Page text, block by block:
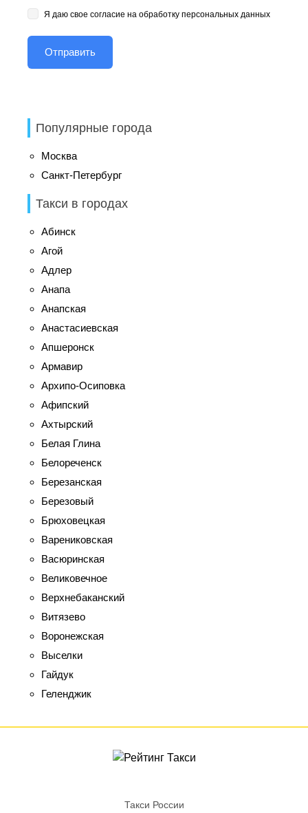
Я даю свое согласие на обработку персональных данных
Популярные города
Москва
Санкт-Петербург
Такси в городах
Абинск
Агой
Адлер
Анапа
Анапская
Анастасиевская
Апшеронск
Армавир
Архипо-Осиповка
Афипский
Ахтырский
Белая Глина
Белореченск
Березанская
Березовый
Брюховецкая
Варениковская
Васюринская
Великовечное
Верхнебаканский
Витязево
Воронежская
Выселки
Гайдук
Геленджик
Такси России